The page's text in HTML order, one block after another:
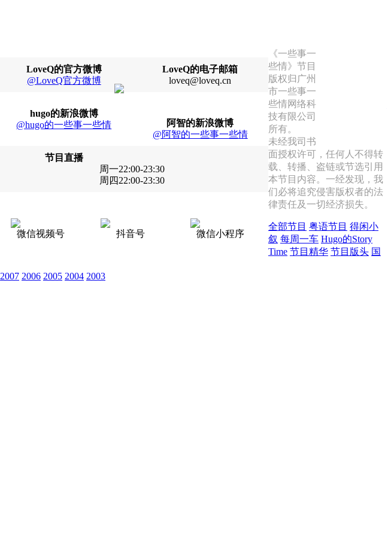
LoveQ的电子邮箱
loveq@loveq.cn
LoveQ的官方微博
@LoveQ官方微博
阿智的新浪微博
@阿智的一些事一些情
hugo的新浪微博
@hugo的一些事一些情
节目直播
周一22:00-23:30
周四22:00-23:30
微信视频号 抖音号 微信小程序
《一些事一
些情》节目
版权归广州
市一些事一
些情网络科
技有限公司
所有。
未经我司书
面授权许可，任何人不得转
载、转播、盗链或节选引用
本节目内容。一经发现，我
们必将追究侵害版权者的法
律责任及一切经济损失。
全部节目 粤语节目 得闲小
叙 每周一车 Hugo的Story
Time 节目精华 节目版头 国
2007 2006 2005 2004 2003